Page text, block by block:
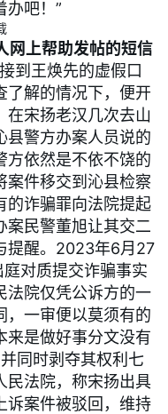
办吧！”
网上帮助发帖的短信
到王焕先的虚假口
了解的情况下，便开
在宋扬老汉几次去山
县警方办案人员说的
方依然是不依不饶的
案件移交到沁县检察
的诈骗罪向法院提起
案民警董旭让其交二
提醒。2023年6月27
庭对质提交诈骗事实
法院仅凭公诉方的一
，一审便以莫须有的
来是做好事分文没有
同时剥夺其权利七
民法院，称宋扬出具
诉案件被驳回，维持